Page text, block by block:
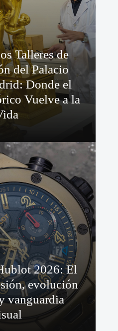
Talleres de
del Palacio
Donde el
Vuelve a la
2026: El
evolución
vanguardia